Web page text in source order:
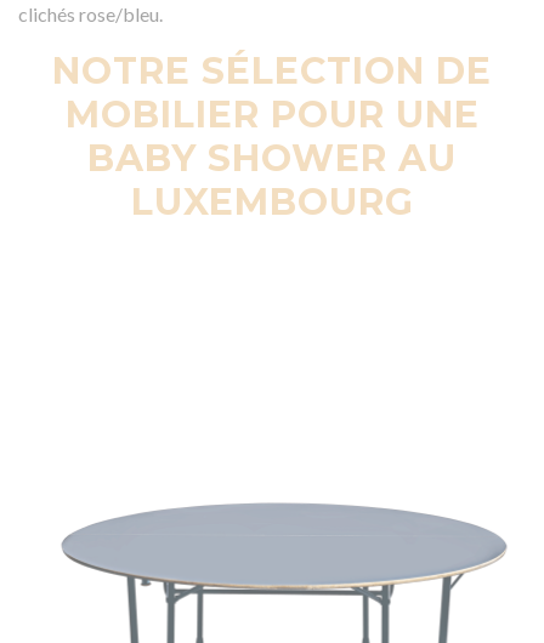
clichés rose/bleu.
NOTRE SÉLECTION DE
MOBILIER POUR UNE
BABY SHOWER AU
LUXEMBOURG